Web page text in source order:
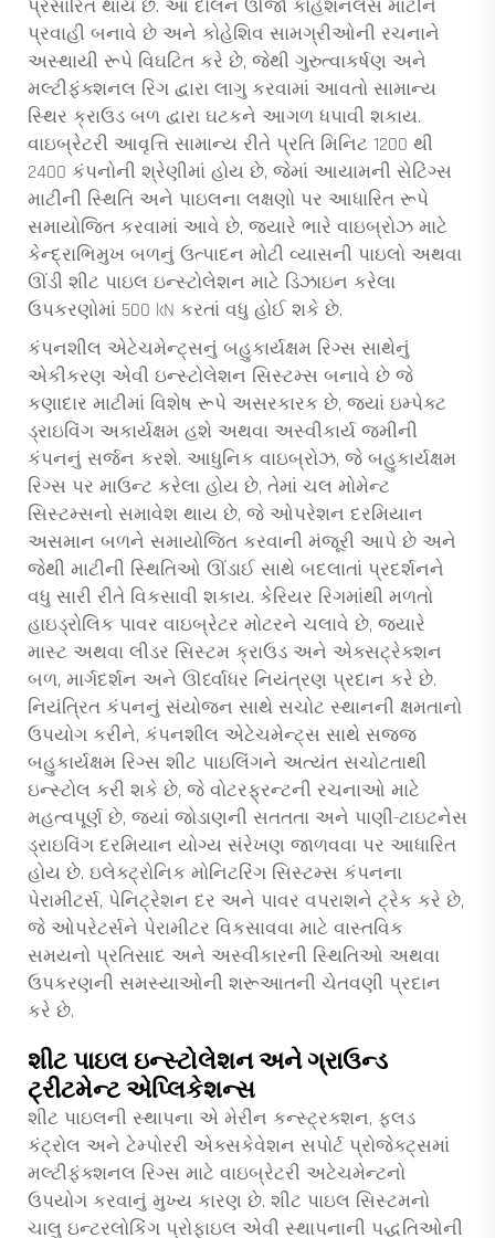
પ્રસારિત થાય છે. આ દોલન ઊર્જા કોહેશનલેસ માટીને
પ્રવાહી બનાવે છે અને કોહેશિવ સામગ્રીઓની રચનાને
અસ્થાયી રૂપે વિઘટિત કરે છે, જેથી ગુરુત્વાકર્ષણ અને
મલ્ટીફંક્શનલ રિગ દ્વારા લાગુ કરવામાં આવતો સામાન્ય
સ્થિર ક્રાઉડ બળ દ્વારા ઘટકને આગળ ધપાવી શકાય.
વાઇબ્રેટરી આવૃત્તિ સામાન્ય રીતે પ્રતિ મિનિટ 1200 થી
2400 કંપનોની શ્રેણીમાં હોય છે, જેમાં આયામની સેટિંગ્સ
માટીની સ્થિતિ અને પાઇલના લક્ષણો પર આધારિત રૂપે
સમાયોજિત કરવામાં આવે છે, જ્યારે ભારે વાઇબ્રોઝ માટે
કેન્દ્રાભિમુખ બળનું ઉત્પાદન મોટી વ્યાસની પાઇલો અથવા
ઊંડી શીટ પાઇલ ઇન્સ્ટોલેશન માટે ડિઝાઇન કરેલા
ઉપકરણોમાં 500 kN કરતાં વધુ હોઈ શકે છે.
કંપનશીલ એટેચમેન્ટ્સનું બહુકાર્યક્ષમ રિગ્સ સાથેનું
એકીકરણ એવી ઇન્સ્ટોલેશન સિસ્ટમ્સ બનાવે છે જે
કણાદાર માટીમાં વિશેષ રૂપે અસરકારક છે, જ્યાં ઇમ્પેક્ટ
ડ્રાઇવિંગ અકાર્યક્ષમ હશે અથવા અસ્વીકાર્ય જમીની
કંપનનું સર્જન કરશે. આધુનિક વાઇબ્રોઝ, જે બહુકાર્યક્ષમ
રિગ્સ પર માઉન્ટ કરેલા હોય છે, તેમાં ચલ મોમેન્ટ
સિસ્ટમ્સનો સમાવેશ થાય છે, જે ઓપરેશન દરમિયાન
અસમાન બળને સમાયોજિત કરવાની મંજૂરી આપે છે અને
જેથી માટીની સ્થિતિઓ ઊંડાઈ સાથે બદલાતાં પ્રદર્શનને
વધુ સારી રીતે વિકસાવી શકાય. કેરિયર રિગમાંથી મળતો
હાઇડ્રોલિક પાવર વાઇબ્રેટર મોટરને ચલાવે છે, જ્યારે
માસ્ટ અથવા લીડર સિસ્ટમ ક્રાઉડ અને એક્સટ્રેક્શન
બળ, માર્ગદર્શન અને ઊર્ધ્વાધર નિયંત્રણ પ્રદાન કરે છે.
નિયંત્રિત કંપનનું સંયોજન સાથે સચોટ સ્થાનની ક્ષમતાનો
ઉપયોગ કરીને, કંપનશીલ એટેચમેન્ટ્સ સાથે સજ્જ
બહુકાર્યક્ષમ રિગ્સ શીટ પાઇલિંગને અત્યંત સચોટતાથી
ઇન્સ્ટોલ કરી શકે છે, જે વોટરફ્રન્ટની રચનાઓ માટે
મહત્વપૂર્ણ છે, જ્યાં જોડાણની સતતતા અને પાણી-ટાઇટનેસ
ડ્રાઇવિંગ દરમિયાન યોગ્ય સંરેખણ જાળવવા પર આધારિત
હોય છે. ઇલેક્ટ્રોનિક મોનિટરિંગ સિસ્ટમ્સ કંપનના
પેરામીટર્સ, પેનિટ્રેશન દર અને પાવર વપરાશને ટ્રેક કરે છે,
જે ઓપરેટર્સને પેરામીટર વિકસાવવા માટે વાસ્તવિક
સમયનો પ્રતિસાદ અને અસ્વીકારની સ્થિતિઓ અથવા
ઉપકરણની સમસ્યાઓની શરૂઆતની ચેતવણી પ્રદાન
કરે છે.
શીટ પાઇલ ઇન્સ્ટોલેશન અને ગ્રાઉન્ડ
ટ્રીટમેન્ટ એપ્લિકેશન્સ
શીટ પાઇલની સ્થાપના એ મેરીન કન્સ્ટ્રક્શન, ફ્લડ
કંટ્રોલ અને ટેમ્પોરરી એક્સકેવેશન સપોર્ટ પ્રોજેક્ટ્સમાં
મલ્ટીફંક્શનલ રિગ્સ માટે વાઇબ્રેટરી અટેચમેન્ટનો
ઉપયોગ કરવાનું મુખ્ય કારણ છે. શીટ પાઇલ સિસ્ટમનો
ચાલુ ઇન્ટરલોકિંગ પ્રોફાઇલ એવી સ્થાપનાની પદ્ધતિઓની